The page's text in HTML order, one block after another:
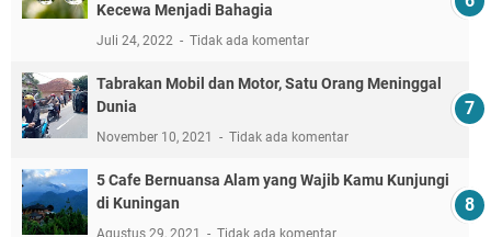
Kecewa Menjadi Bahagia
Juli 24, 2022 Tidak ada komentar
Tabrakan Mobil dan Motor, Satu Orang Meninggal
Dunia
November 10, 2021 Tidak ada komentar
5 Cafe Bernuansa Alam yang Wajib Kamu Kunjungi
di Kuningan